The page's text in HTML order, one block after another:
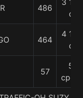
486
3 1/2
c
464
4 1/2
c
57
5
cpos.